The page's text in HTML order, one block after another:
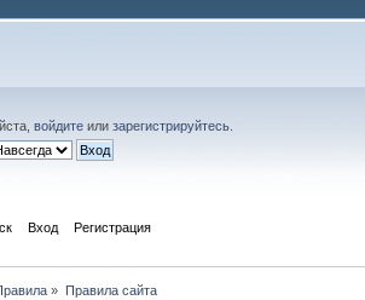
войдите илизарегистрируйтесь
Вход Регистрация
» Правила сайта